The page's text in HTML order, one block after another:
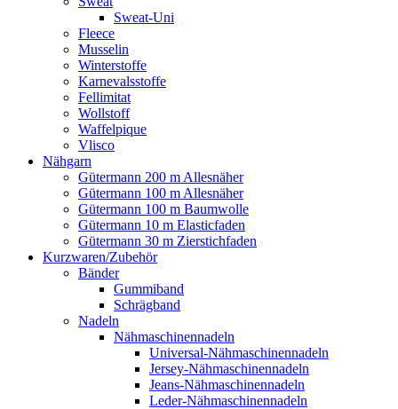
Sweat-Uni
Fleece
Musselin
Winterstoffe
Karnevalsstoffe
Fellimitat
Wollstoff
Waffelpique
Vlisco
Nähgarn
Gütermann 200 m Allesnäher
Gütermann 100 m Allesnäher
Gütermann 100 m Baumwolle
Gütermann 10 m Elasticfaden
Gütermann 30 m Zierstichfaden
Kurzwaren/Zubehör
Bänder
Gummiband
Schrägband
Nadeln
Nähmaschinennadeln
Universal-Nähmaschinennadeln
Jersey-Nähmaschinennadeln
Jeans-Nähmaschinennadeln
Leder-Nähmaschinennadeln